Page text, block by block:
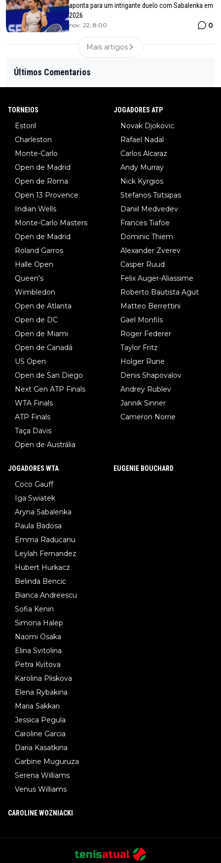
aponta para um intrigante duelo com Sabalenka em
2026
nov. 22, 8:00 0
Mais artigos
Últimos Comentarios
TORNEIOS
Estoril
Charleston
Monte-Carlo
Open de Madrid
Open de Roma
Open 13 Provence
Indian Wells
Monte-Carlo Masters
Open de Madrid
Roland Garros
Halle Open
Queen's
Wimbledon
Open de Atlanta
Open de DC
Open de Miami
Open de Canadá
US Open
Open de San Diego
Next Gen ATP Finals
WTA Finals
ATP Finals
Taça Davis
Open de Austrália
JOGADORES ATP
Novak Djokovic
Rafael Nadal
Carlos Alcaraz
Andy Murray
Nick Kyrgios
Stefanos Tsitsipas
Daniil Medvedev
Frances Tiafoe
Dominic Thiem
Alexander Zverev
Casper Ruud
Felix Auger-Aliassime
Roberto Bautista Agut
Matteo Berrettini
Gael Monfils
Roger Federer
Taylor Fritz
Holger Rune
Denis Shapovalov
Andrey Rublev
Jannik Sinner
Cameron Norrie
JOGADORES WTA
Coco Gauff
Iga Swiatek
Aryna Sabalenka
Paula Badosa
Emma Raducanu
Leylah Fernandez
Hubert Hurkacz
Belinda Bencic
Bianca Andreescu
Sofia Kenin
Simona Halep
Naomi Osaka
Elina Svitolina
Petra Kvitova
Karolina Pliskova
Elena Rybakina
Maria Sakkari
Jessica Pegula
Caroline Garcia
Daria Kasatkina
Garbine Muguruza
Serena Williams
Venus Williams
EUGENIE BOUCHARD
CAROLINE WOZNIACKI